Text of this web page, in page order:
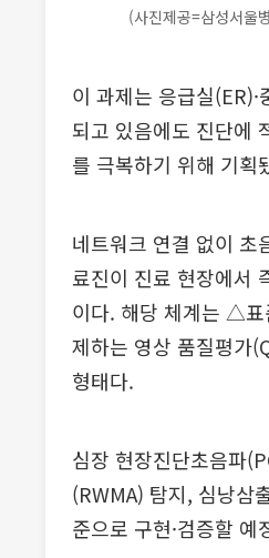
(사진제공=삼성서울
이 과제는 응급실
되고 있음에도 진단에
를 극복하기 위해 기획
네트워크 연결 없이 초
료진이 진료 현장에서
이다. 해당 체계는 △
제하는 영상 품질평가
형태다.
심장 현장진단초음파
(RWMA) 탐지, 심낭삼
준으로 구현·검증할 예